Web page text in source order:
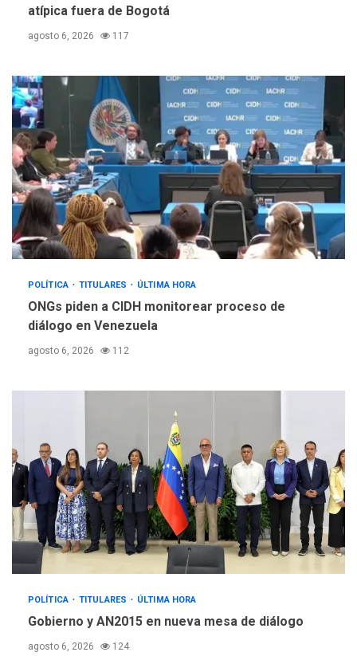
nuevamente limitar
atípica fuera de Bogotá
agosto 6, 2026 117
POLÍTICA TITULARES ÚLTIMA HORA
ONGs piden a CIDH monitorear proceso de
diálogo en Venezuela
agosto 6, 2026 112
POLÍTICA TITULARES ÚLTIMA HORA
Gobierno y AN2015 en nueva mesa de diálogo
agosto 6, 2026 124